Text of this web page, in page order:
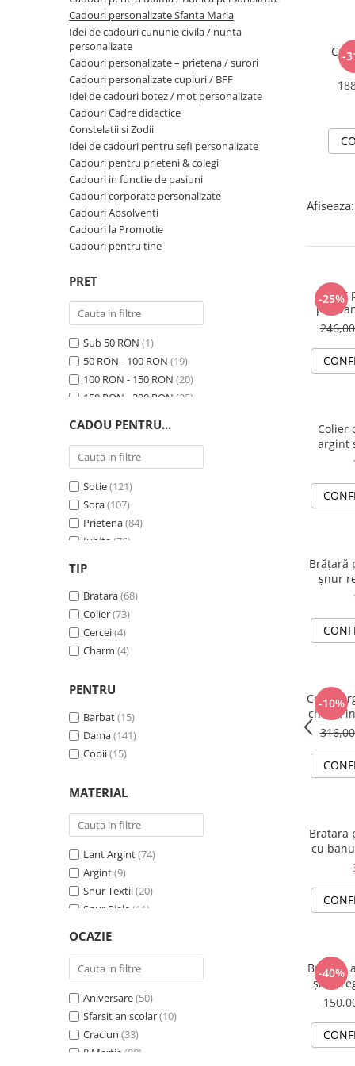
Cadouri personalizate Sfanta Maria
Idei de cadouri cununie civila / nunta
personalizate
Cadouri personalizate – prietena / surori
Cadouri personalizate cupluri / BFF
Idei de cadouri botez / mot personalizate
Cadouri Cadre didactice
Constelatii si Zodii
Idei de cadouri pentru sefi personalizate
Cadouri pentru prieteni & colegi
Cadouri in functie de pasiuni
Cadouri corporate personalizate
Cadouri Absolventi
Cadouri la Promotie
Cadouri pentru tine
PRET
Sub 50 RON (1)
50 RON - 100 RON (19)
100 RON - 150 RON (20)
150 RON - 200 RON (25)
250 RON - 300 RON
300 RON - 400 RON
400 RON - 500 RON(1)
CADOU PENTRU...
Sotie(121)
Sora(107)
Prietena(84)
Iubita (76)
Bunica(21)
Copii (12)
Tatic(10)
Sot (9)
Absolventi
Corporate(3)
Prieteni(2)
Cadre didactice
TIP
Bratara(68)
Colier(73)
Cercei(4)
Charm (4)
PENTRU
Barbat(15)
Dama(141)
Copii(15)
MATERIAL
Lant Argint(74)
Argint(9)
Snur Textil(20)
Snur Piele (11)
Cu Perla
Snur Piele / Textil
Snur transparent(16)
OCAZIE
Aniversare(50)
Sfarsit an scolar(10)
Craciun (33)
8 Martie (90)
-
Afiseaza:
-25%
Colier
Colier
argint
Brățară
șnur
-10%
Colier
charm
Bratara
cu
-40%
Brățară
șnur